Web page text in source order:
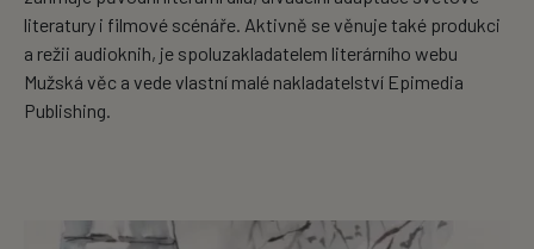
literatury i filmové scénáře. Aktivně se věnuje také produkci
a režii audioknih, je spoluzakladatelem literárního webu
Mužská věc a vede vlastní malé nakladatelství Epimedia
Publishing.